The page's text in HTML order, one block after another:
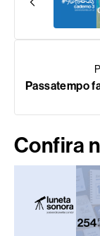
Passatempo
Confira